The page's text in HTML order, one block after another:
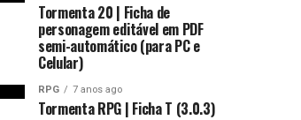
Tormenta 20 | Ficha de
personagem editável em PDF
semi-automático (para PC e
Celular)
RPG 7 anos ago
Tormenta RPG | Ficha T (3.0.3)